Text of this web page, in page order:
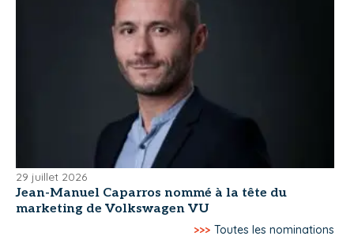
29 juillet 2026
Jean-Manuel Caparros nommé à la tête du
marketing de Volkswagen VU
>>> Toutes les nominations